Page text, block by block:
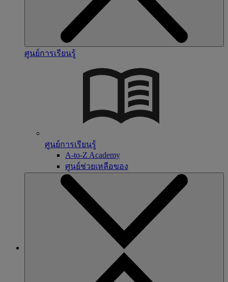
ศูนย์การเรียนรู้
ศูนย์การเรียนรู้
A-to-Z Academy
ศูนย์ช่วยเหลือของ